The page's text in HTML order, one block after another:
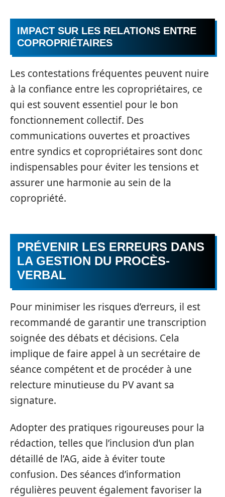
IMPACT SUR LES RELATIONS ENTRE
COPROPRIÉTAIRES
Les contestations fréquentes peuvent nuire
à la confiance entre les copropriétaires, ce
qui est souvent essentiel pour le bon
fonctionnement collectif. Des
communications ouvertes et proactives
entre syndics et copropriétaires sont donc
indispensables pour éviter les tensions et
assurer une harmonie au sein de la
copropriété.
PRÉVENIR LES ERREURS DANS
LA GESTION DU PROCÈS-
VERBAL
Pour minimiser les risques d’erreurs, il est
recommandé de garantir une transcription
soignée des débats et décisions. Cela
implique de faire appel à un secrétaire de
séance compétent et de procéder à une
relecture minutieuse du PV avant sa
signature.
Adopter des pratiques rigoureuses pour la
rédaction, telles que l’inclusion d’un plan
détaillé de l’AG, aide à éviter toute
confusion. Des séances d’information
régulières peuvent également favoriser la